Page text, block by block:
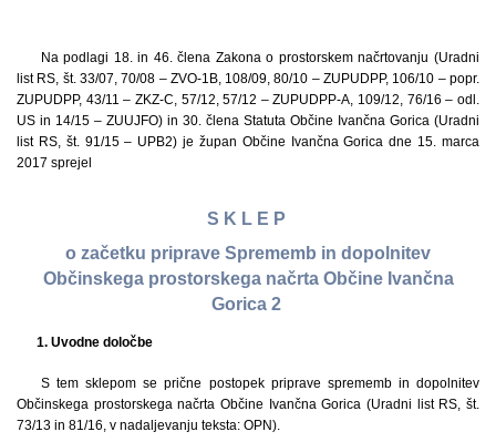
Na podlagi 18. in 46. člena Zakona o prostorskem načrtovanju (Uradni
list RS, št. 33/07, 70/08 – ZVO-1B, 108/09, 80/10 – ZUPUDPP, 106/10 – popr.
ZUPUDPP, 43/11 – ZKZ-C, 57/12, 57/12 – ZUPUDPP-A, 109/12, 76/16 – odl.
US in 14/15 – ZUUJFO) in 30. člena Statuta Občine Ivančna Gorica (Uradni
list RS, št. 91/15 – UPB2) je župan Občine Ivančna Gorica dne 15. marca
2017 sprejel
S K L E P
o začetku priprave Sprememb in dopolnitev
Občinskega prostorskega načrta Občine Ivančna
Gorica 2
1. Uvodne določbe
S tem sklepom se prične postopek priprave sprememb in dopolnitev
Občinskega prostorskega načrta Občine Ivančna Gorica (Uradni list RS, št.
73/13 in 81/16, v nadaljevanju teksta: OPN).